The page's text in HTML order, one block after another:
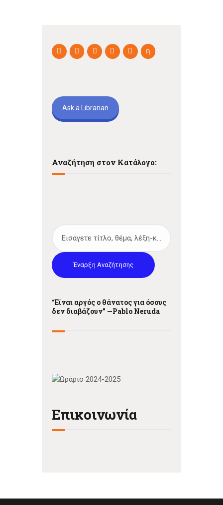
Ask a Librarian
Αναζήτηση στον Κατάλογο:
Έναρξη Αναζήτησης
“Είναι αργός ο θάνατος για όσους
δεν διαβάζουν” —Pablo Neruda
Επικοινωνία